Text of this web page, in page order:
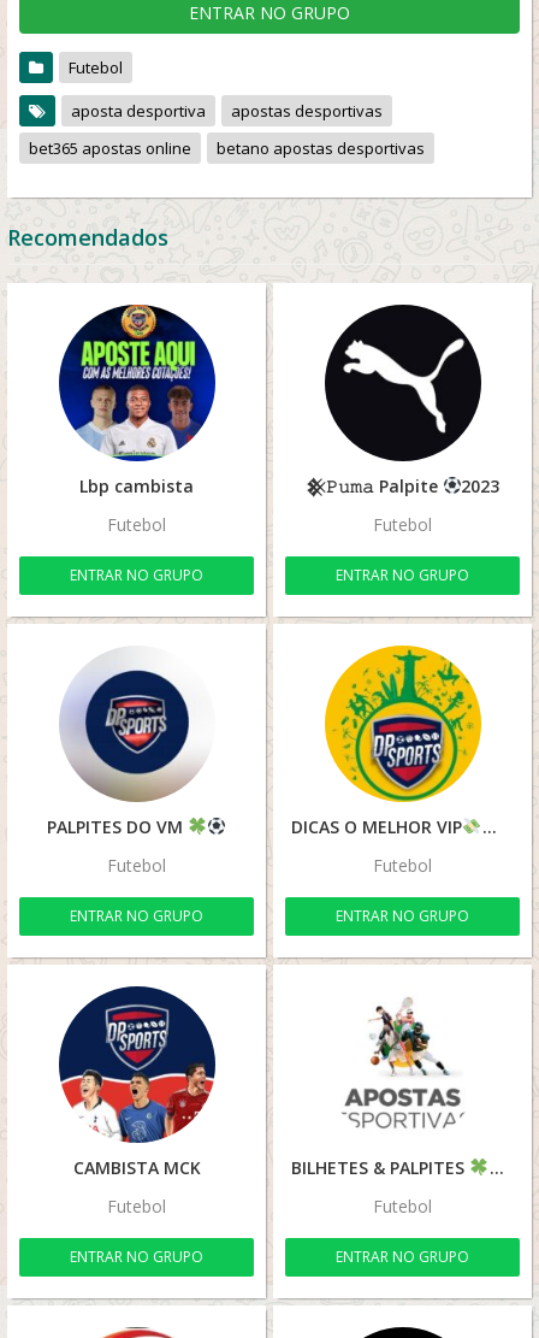
ENTRAR NO GRUPO
Futebol
aposta desportiva
apostas desportivas
bet365 apostas online
betano apostas desportivas
Recomendados
Lbp cambista
Futebol
ENTRAR NO GRUPO
𒆜𝙿𝚞𝚖𝚊 Palpite
2023
Futebol
ENTRAR NO GRUPO
PALPITES DO VM
Futebol
ENTRAR NO GRUPO
DICAS O MELHOR VIP
Futebol
ENTRAR NO GRUPO
CAMBISTA MCK
Futebol
ENTRAR NO GRUPO
BILHETES & PALPITES
Futebol
ENTRAR NO GRUPO